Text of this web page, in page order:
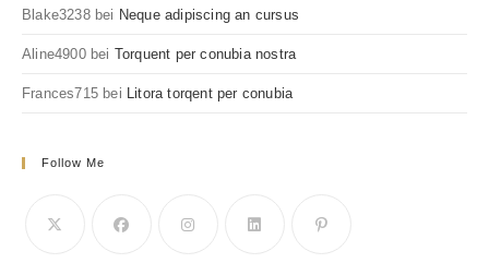
Blake3238bei Neque adipiscing an cursus
Aline4900bei Torquent per conubia nostra
Frances715 bei Litora torqent per conubia
Follow Me